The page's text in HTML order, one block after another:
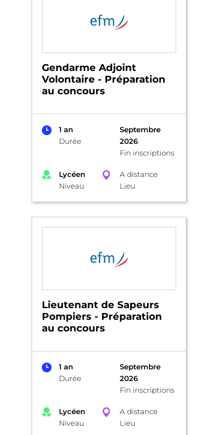
Gendarme Adjoint
Volontaire - Préparation
au concours
1 an
Durée
Septembre
2026
Fin inscriptions
Lycéen
Niveau
A distance
Lieu
Lieutenant de Sapeurs
Pompiers - Préparation
au concours
1 an
Durée
Septembre
2026
Fin inscriptions
Lycéen
Niveau
A distance
Lieu